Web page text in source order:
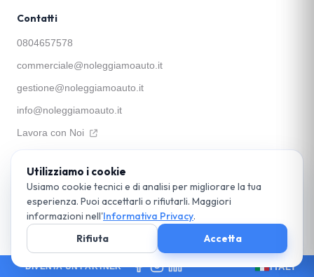
Contatti
0804657578
commerciale@noleggiamoauto.it
gestione@noleggiamoauto.it
info@noleggiamoauto.it
Lavora con Noi
Apophis SRL
Via Santa Teresa a Chiaia, 39 — 80121 Napoli
© 2026 noleggiamoauto.it. Parte del Gruppo Apophis. Tutti i diritti riservati.
DPO:dpo@apophis.itCookie Policy
DIVENTA UN PARTNER ITALY
Utilizziamo i cookie
Usiamo cookie tecnici e di analisi per migliorare la tua
esperienza. Puoi accettarli o rifiutarli. Maggiori
informazioni nell'Informativa Privacy.
Rifiuta
Accetta